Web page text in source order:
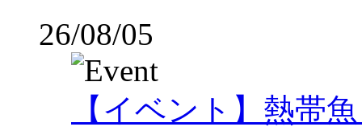
26/08/05
【イベント】熱帯